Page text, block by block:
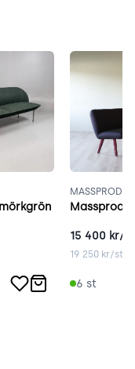
15 400 kr/st
19 250kr/st
6 st